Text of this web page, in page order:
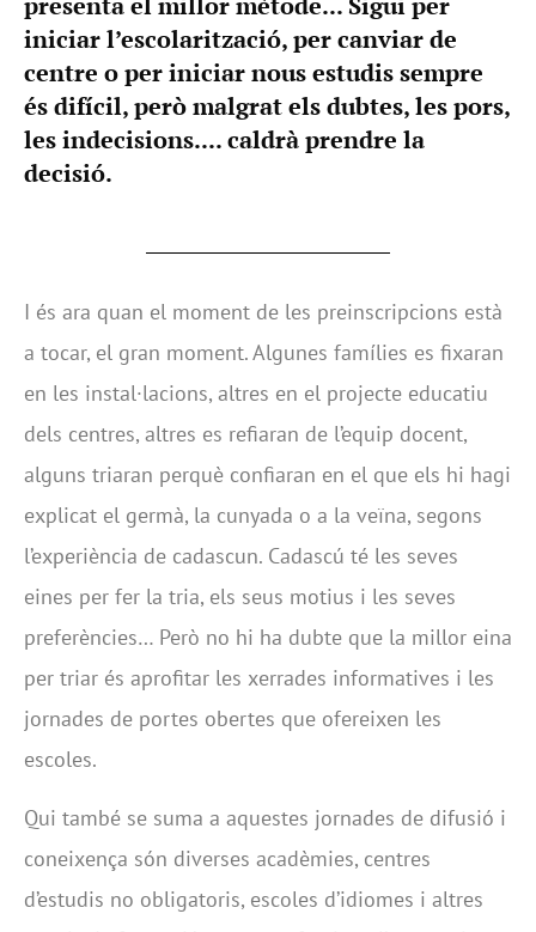
iniciar l’escolarització, per canviar de
centre o per iniciar nous estudis sempre
és difícil, però malgrat els dubtes, les pors,
les indecisions.... caldrà prendre la
decisió.
I és ara quan el moment de les preinscripcions està
a tocar, el gran moment. Algunes famílies es fixaran
en les instal·lacions, altres en el projecte educatiu
dels centres, altres es refiaran de l’equip docent,
alguns triaran perquè confiaran en el que els hi hagi
explicat el germà, la cunyada o a la veïna, segons
l’experiència de cadascun. Cadascú té les seves
eines per fer la tria, els seus motius i les seves
preferències… Però no hi ha dubte que la millor eina
per triar és aprofitar les xerrades informatives i les
jornades de portes obertes que ofereixen les
escoles.
Qui també se suma a aquestes jornades de difusió i
coneixença són diverses acadèmies, centres
d’estudis no obligatoris, escoles d’idiomes i altres